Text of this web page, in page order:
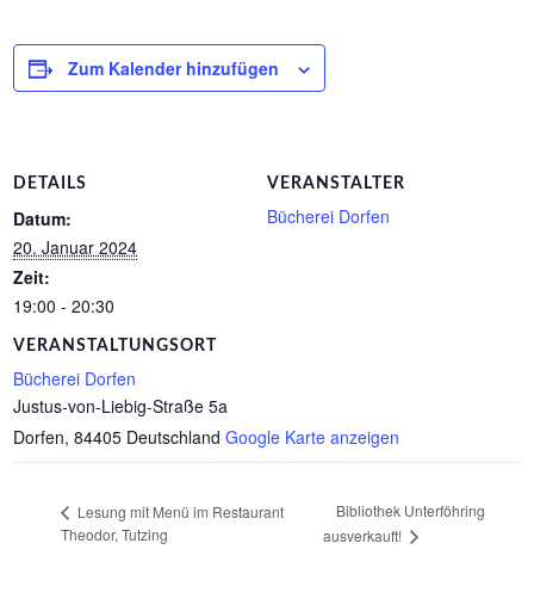
Zum Kalender hinzufügen
DETAILS
Datum:
20. Januar 2024
Zeit:
19:00 - 20:30
VERANSTALTUNGSORT
Bücherei Dorfen
Justus-von-Liebig-Straße 5a
Dorfen, 84405 Deutschland Google Karte anzeigen
VERANSTALTER
Bücherei Dorfen
Lesung mit Menü im Restaurant
Theodor, Tutzing
Bibliothek Unterföhring
ausverkauft!